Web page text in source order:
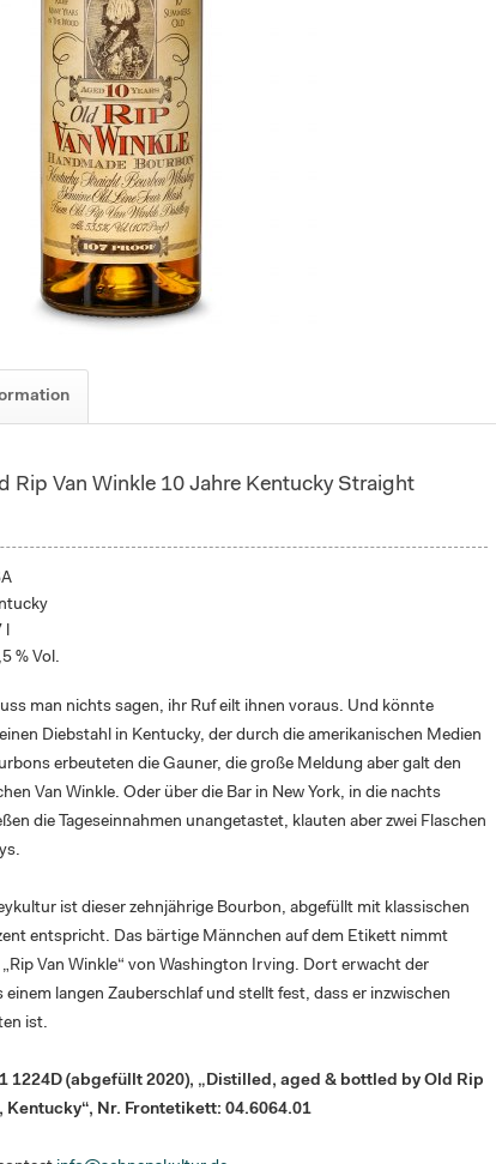
Rip Van Winkle 10 Jahre Kentucky Straight
% Vol.
man nichts sagen, ihr Ruf eilt ihnen voraus. Und könnte
Diebstahl in Kentucky, der durch die amerikanischen Medien
erbeuteten die Gauner, die große Meldung aber galt den
Van Winkle. Oder über die Bar in New York, in die nachts
die Tageseinnahmen unangetastet, klauten aber zwei Flaschen
ist dieser zehnjährige Bourbon, abgefüllt mit klassischen
entspricht. Das bärtige Männchen auf dem Etikett nimmt
Van Winkle“ von Washington Irving. Dort erwacht der
einem langen Zauberschlaf und stellt fest, dass er inzwischen
ist.
1224D (abgefüllt 2020), „Distilled, aged & bottled by Old Rip
Nr. Frontetikett: 04.6064.01